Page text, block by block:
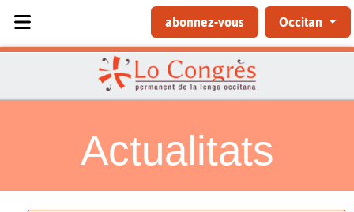
abonnez-vous Occitan
Actualitats